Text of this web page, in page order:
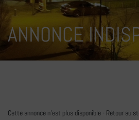
ANNONCE
Cette annonce n'est plus disponible - Retour au